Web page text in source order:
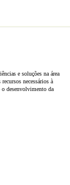
e soluções na área
necessários à
desenvolvimento da